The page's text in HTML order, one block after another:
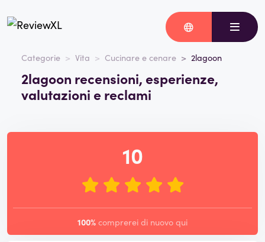
Categorie Vita Cucinare e cenare 2lagoon
2lagoon recensioni, esperienze,
valutazioni e reclami
10
100% comprerei di nuovo qui